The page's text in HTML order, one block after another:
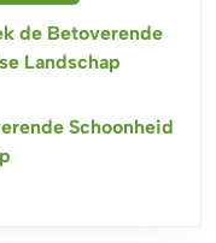
de Betoverende
Landschap
Schoonheid